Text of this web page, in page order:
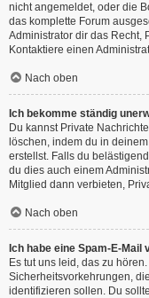
nicht angemeldet, oder die
das komplette Forum
Administrator dir das Recht,
Kontaktiere einen
Nach oben
Ich bekomme ständig
Du kannst Private
löschen, indem du in
erstellst. Falls du
du dies auch einem
Mitglied dann verbieten,
Nach oben
Ich habe eine Spam-E-
Es tut uns leid, das zu
Sicherheitsvorkehrungen,
identifizieren sollen. Du